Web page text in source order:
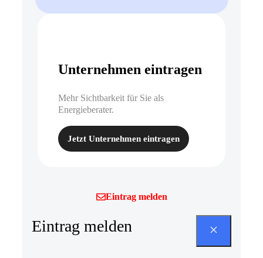
Unternehmen eintragen
Mehr Sichtbarkeit für Sie als
Energieberater.
Jetzt Unternehmen eintragen
Eintrag melden
Eintrag melden